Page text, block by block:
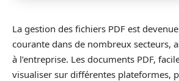
La gestion des fichiers PDF est
courante dans de nombreux secteurs,
à l’entreprise. Les documents PDF,
visualiser sur différentes plateformes,